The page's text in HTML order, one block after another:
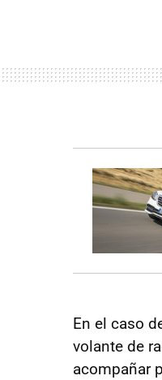
En el caso
volante de
acompañar